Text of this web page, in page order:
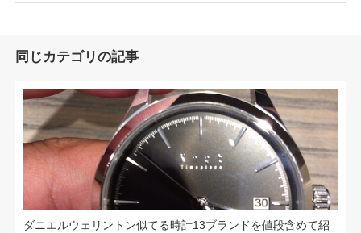
同じカテゴリの記事
ダニエルウェリントン似てる時計13ブランドを値段含めて紹